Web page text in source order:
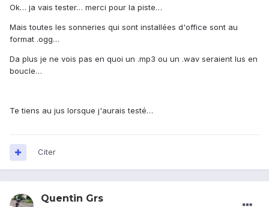
Ok… ja vais tester… merci pour la piste…
Mais toutes les sonneries qui sont installées d'office sont au
format .ogg…
Da plus je ne vois pas en quoi un .mp3 ou un .wav seraient lus en
boucle…
Te tiens au jus lorsque j'aurais testé…
Citer
Quentin Grs